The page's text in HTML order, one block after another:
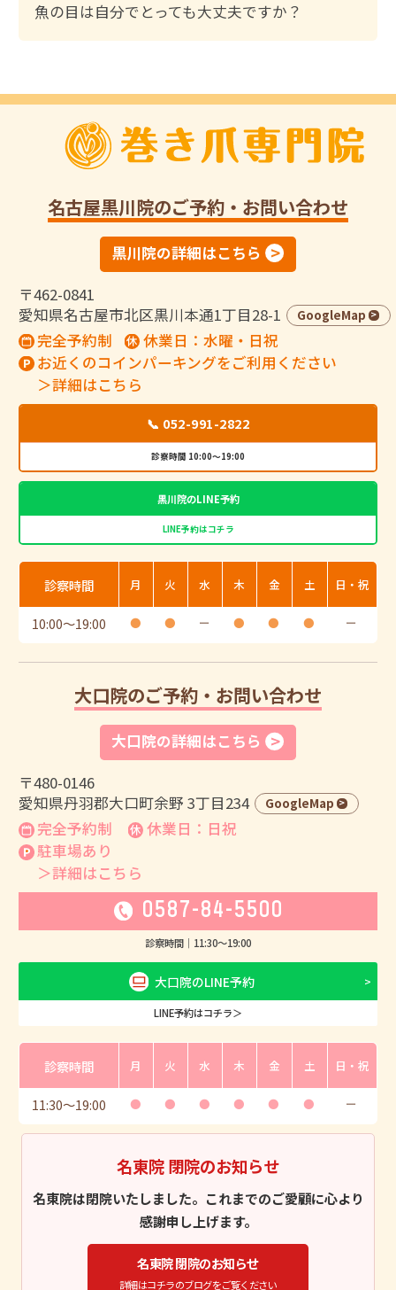
魚の目は自分でとっても大丈夫ですか？
名古屋黒川院のご予約・お問い合わせ
黒川院の詳細はこちら
〒462-0841
愛知県名古屋市北区黒川本通1丁目28-1
GoogleMap
完全予約制
休業日：水曜・日祝
お近くのコインパーキングをご利用ください
＞詳細はこちら
📞 052-991-2822
診察時間 10:00～19:00
黒川院のLINE予約
LINE予約はコチラ
診察時間 月 火 水 木 金 土 日・祝
10:00〜19:00 ● ● ー ● ● ● ー
大口院のご予約・お問い合わせ
大口院の詳細はこちら
〒480-0146
愛知県丹羽郡大口町余野 3丁目234
GoogleMap
完全予約制
休業日：日祝
駐車場あり
＞詳細はこちら
0587-84-5500
診察時間｜ 11:30〜19:00
大口院のLINE予約
LINE予約はコチラ＞
診察時間 月 火 水 木 金 土 日・祝
11:30〜19:00 ● ● ● ● ● ● ー
名東院 閉院のお知らせ
名東院は閉院いたしました。これまでのご愛顧に心より
感謝申し上げます。
名東院 閉院のお知らせ
詳細はコチラのブログをご覧ください